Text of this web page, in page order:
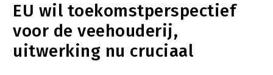
Goed eten
Mooi groen
Sterk ondernemerschap
EU wil toekomstperspectief
voor de veehouderij,
uitwerking nu cruciaal